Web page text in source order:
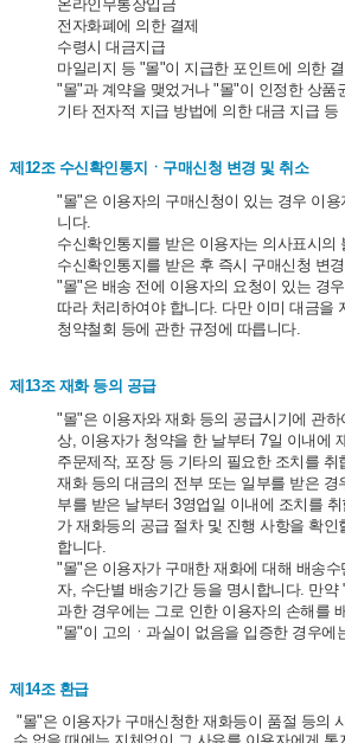
온라인무통장입금
전자화폐에 의한 결제
수령시 대금지급
마일리지 등 "몰"이 지급한 포인트에 의한
"몰"과 계약을 맺었거나 "몰"이 인정한 상품
기타 전자적 지급 방법에 의한 대금 지급 등
제12조 수신확인통지ㆍ구매신청 변경 및 취소
"몰"은 이용자의 구매신청이 있는 경우 이
니다.
수신확인통지를 받은 이용자는 의사표시의
수신확인통지를 받은 후 즉시 구매신청 변
"몰"은 배송 전에 이용자의 요청이 있는 경
따라 처리하여야 합니다. 다만 이미 대금을
청약철회 등에 관한 규정에 따릅니다.
제13조 재화 등의 공급
"몰"은 이용자와 재화 등의 공급시기에 관
상, 이용자가 청약을 한 날부터 7일 이내에
주문제작, 포장 등 기타의 필요한 조치를 취
재화 등의 대금의 전부 또는 일부를 받은 경
부를 받은 날부터 3영업일 이내에 조치를
가 재화등의 공급 절차 및 진행 사항을 확
합니다.
"몰"은 이용자가 구매한 재화에 대해 배송
자, 수단별 배송기간 등을 명시합니다. 만
과한 경우에는 그로 인한 이용자의 손해를
"몰"이 고의ㆍ과실이 없음을 입증한 경우에
제14조 환급
"몰"은 이용자가 구매신청한 재화등이 품절 등의